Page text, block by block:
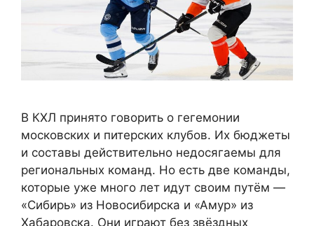
В КХЛ принято говорить о гегемонии
московских и питерских клубов. Их бюджеты
и составы действительно недосягаемы для
региональных команд. Но есть две команды,
которые уже много лет идут своим путём —
«Сибирь» из Новосибирска и «Амур» из
Хабаровска. Они играют без звёздных